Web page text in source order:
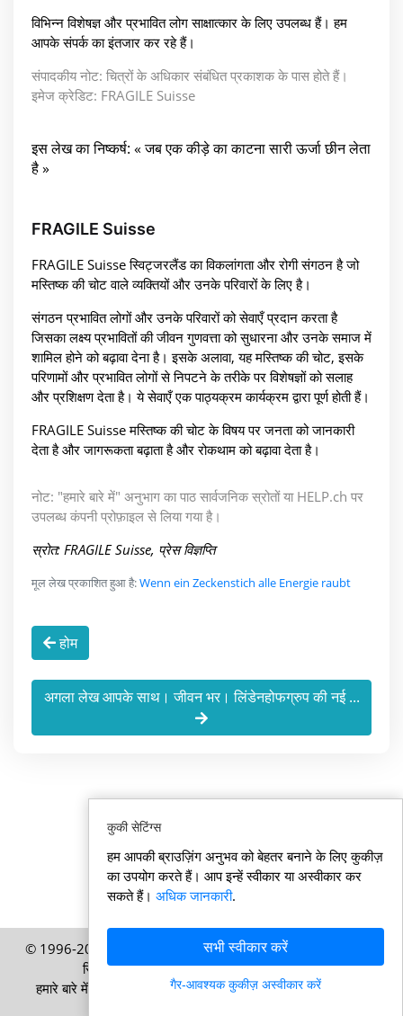
विभिन्न विशेषज्ञ और प्रभावित लोग साक्षात्कार के लिए उपलब्ध हैं। हम
आपके संपर्क का इंतजार कर रहे हैं।
संपादकीय नोट: चित्रों के अधिकार संबंधित प्रकाशक के पास होते हैं।
इमेज क्रेडिट: FRAGILE Suisse
इस लेख का निष्कर्ष: « जब एक कीड़े का काटना सारी ऊर्जा छीन लेता
है »
FRAGILE Suisse
FRAGILE Suisse स्विट्जरलैंड का विकलांगता और रोगी संगठन है जो
मस्तिष्क की चोट वाले व्यक्तियों और उनके परिवारों के लिए है।
संगठन प्रभावित लोगों और उनके परिवारों को सेवाएँ प्रदान करता है
जिसका लक्ष्य प्रभावितों की जीवन गुणवत्ता को सुधारना और उनके समाज में
शामिल होने को बढ़ावा देना है। इसके अलावा, यह मस्तिष्क की चोट, इसके
परिणामों और प्रभावित लोगों से निपटने के तरीके पर विशेषज्ञों को सलाह
और प्रशिक्षण देता है। ये सेवाएँ एक पाठ्यक्रम कार्यक्रम द्वारा पूर्ण होती हैं।
FRAGILE Suisse मस्तिष्क की चोट के विषय पर जनता को जानकारी
देता है और जागरूकता बढ़ाता है और रोकथाम को बढ़ावा देता है।
नोट: "हमारे बारे में" अनुभाग का पाठ सार्वजनिक स्रोतों या HELP.ch पर
उपलब्ध कंपनी प्रोफ़ाइल से लिया गया है।
स्रोत: FRAGILE Suisse, प्रेस विज्ञप्ति
मूल लेख प्रकाशित हुआ है:Wenn ein Zeckenstich alle Energie raubt
होम
अगला लेख आपके साथ। जीवन भर। लिंडेनहोफग्रुप की नई ...
© 1996-2026 Swisssamachar.in – HELP Media AG, ज्यूरिख,
स्विट्ज़रलैंड की एक प्रकाशन – सर्वाधिकार सुरक्षित
हमारे बारे में
उपयोग की शर्तें|कुकी नीति|गोपनीयता नीति
कुकी सेटिंग्स
हम आपकी ब्राउज़िंग अनुभव को बेहतर बनाने के लिए कुकीज़
का उपयोग करते हैं। आप इन्हें स्वीकार या अस्वीकार कर
सकते हैं। अधिक जानकारी.
सभी स्वीकार करें
गैर-आवश्यक कुकीज़ अस्वीकार करें